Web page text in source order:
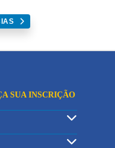
SUA INSCRIÇÃO